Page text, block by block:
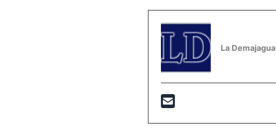
La Demajagua